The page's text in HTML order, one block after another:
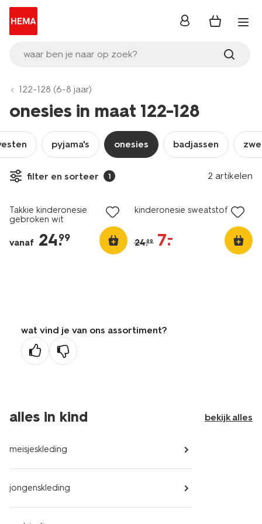
waar ben je naar op zoek?
inloggen
122-128 (6-8 jaar)
onesies in maat 122-128
pyjama's onesies badjassen
filter en sorteer 1 2 artikelen
nieuw
Takkie kinderonesie
gebroken wit
vanaf 24.
99
kinderonesie sweatstof lila
24.99 7.
–
wat vind je van ons assortiment?
alles in kind bekijk alles
meisjeskleding
jongenskleding